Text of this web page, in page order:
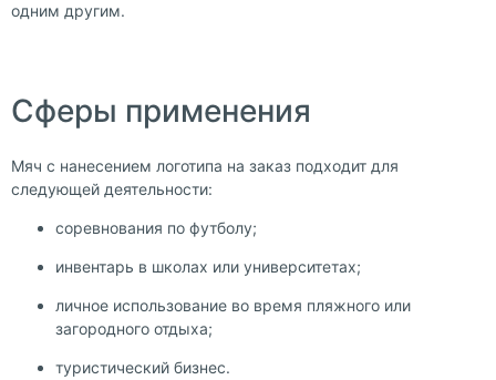
одним другим.
Сферы применения
Мяч с нанесением логотипа на заказ подходит для
следующей деятельности:
соревнования по футболу;
инвентарь в школах или университетах;
личное использование во время пляжного или
загородного отдыха;
туристический бизнес.